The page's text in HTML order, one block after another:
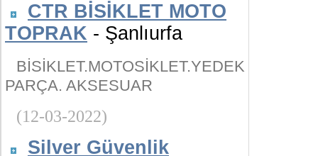
CTR BİSİKLET MOTO
TOPRAK - Şanlıurfa
BİSİKLET.MOTOSİKLET.YEDEK
PARÇA. AKSESUAR
(12-03-2022)
Silver Güvenlik